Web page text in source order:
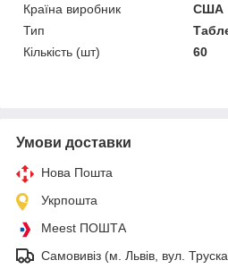
Країна виробник
США
Тип
Кількість (шт)
60
Умови доставки
Нова Пошта
Укрпошта
Meest ПОШТА
Самовивіз (м. Львів, вул.